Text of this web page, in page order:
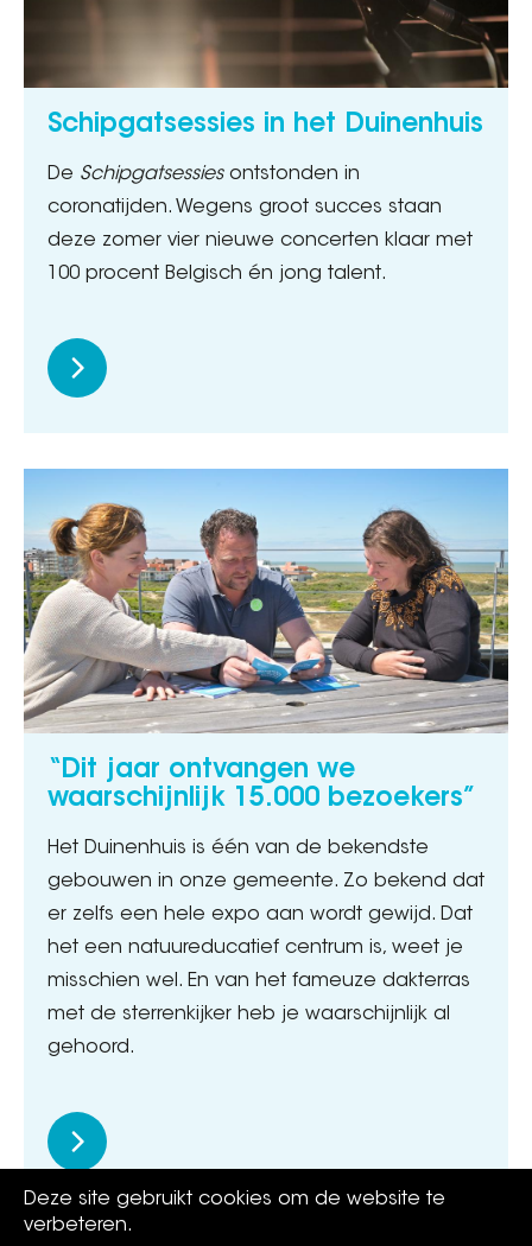
Schipgatsessies in het Duinenhuis
De Schipgatsessiesontstonden in
coronatijden. Wegens groot succes staan
deze zomer vier nieuwe concerten klaar met
100 procent Belgisch én jong talent.
“Dit jaar ontvangen we
waarschijnlijk 15.000 bezoekers”
Het Duinenhuis is één van de bekendste
gebouwen in onze gemeente. Zo bekend dat
er zelfs een hele expo aan wordt gewijd. Dat
het een natuureducatief centrum is, weet je
misschien wel. En van het fameuze dakterras
met de sterrenkijker heb je waarschijnlijk al
gehoord.
Deze site gebruikt cookies om de website te
verbeteren.